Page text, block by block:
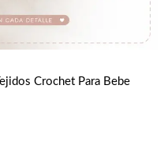
Crochet Para Bebe